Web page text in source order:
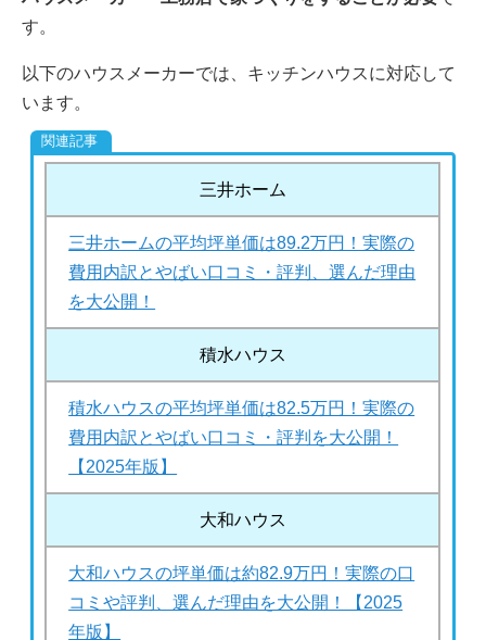
す。
以下のハウスメーカーでは、キッチンハウスに対応して
います。
三井ホーム
三井ホームの平均坪単価は89.2万円！実際の
費用内訳とやばい口コミ・評判、選んだ理由
を大公開！
積水ハウス
積水ハウスの平均坪単価は82.5万円！実際の
費用内訳とやばい口コミ・評判を大公開！
【2025年版】
大和ハウス
大和ハウスの坪単価は約82.9万円！実際の口
コミや評判、選んだ理由を大公開！【2025
年版】